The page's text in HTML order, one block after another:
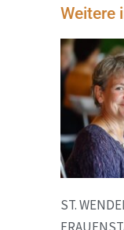
Weitere
ST.